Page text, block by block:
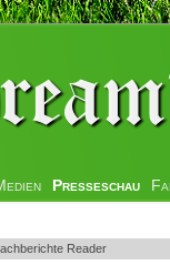
Presseschau
Reader